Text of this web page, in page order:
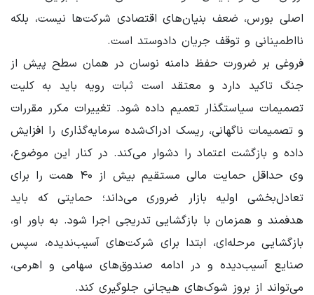
اصلی بورس، ضعف بنیان‌های اقتصادی شرکت‌ها نیست، بلکه
نااطمینانی و توقف جریان دادوستد است.
فروغی بر ضرورت حفظ دامنه نوسان در همان سطح پیش از
جنگ تاکید دارد و معتقد است ثبات رویه باید به کلیت
تصمیمات سیاستگذار تعمیم داده شود. تغییرات مکرر مقررات
و تصمیمات ناگهانی، ریسک ادراک‌شده سرمایه‌گذاری را افزایش
داده و بازگشت اعتماد را دشوار می‌کند. در کنار این موضوع،
وی حداقل حمایت مالی مستقیم بیش از ۴۰ همت را برای
تعادل‌بخشی اولیه بازار ضروری می‌داند؛ حمایتی که باید
هدفمند و همزمان با بازگشایی تدریجی اجرا شود. به باور او،
بازگشایی مرحله‌ای، ابتدا برای شرکت‌های آسیب‌ندیده، سپس
صنایع آسیب‌دیده و در ادامه صندوق‌های سهامی و اهرمی،
می‌تواند از بروز شوک‌های هیجانی جلوگیری کند.